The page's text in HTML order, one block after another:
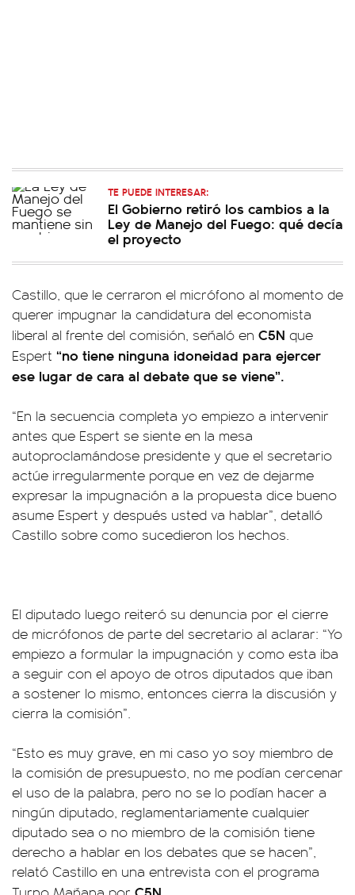
TE PUEDE INTERESAR:
El Gobierno retiró los cambios a la
Ley de Manejo del Fuego: qué decía
el proyecto
Castillo, que le cerraron el micrófono al momento de
querer impugnar la candidatura del economista
liberal al frente del comisión, señaló en C5N que
Espert “no tiene ninguna idoneidad para ejercer
ese lugar de cara al debate que se viene”.
“En la secuencia completa yo empiezo a intervenir
antes que Espert se siente en la mesa
autoproclamándose presidente y que el secretario
actúe irregularmente porque en vez de dejarme
expresar la impugnación a la propuesta dice bueno
asume Espert y después usted va hablar”, detalló
Castillo sobre como sucedieron los hechos.
El diputado luego reiteró su denuncia por el cierre
de micrófonos de parte del secretario al aclarar: “Yo
empiezo a formular la impugnación y como esta iba
a seguir con el apoyo de otros diputados que iban
a sostener lo mismo, entonces cierra la discusión y
cierra la comisión”.
“Esto es muy grave, en mi caso yo soy miembro de
la comisión de presupuesto, no me podían cercenar
el uso de la palabra, pero no se lo podían hacer a
ningún diputado, reglamentariamente cualquier
diputado sea o no miembro de la comisión tiene
derecho a hablar en los debates que se hacen”,
relató Castillo en una entrevista con el programa